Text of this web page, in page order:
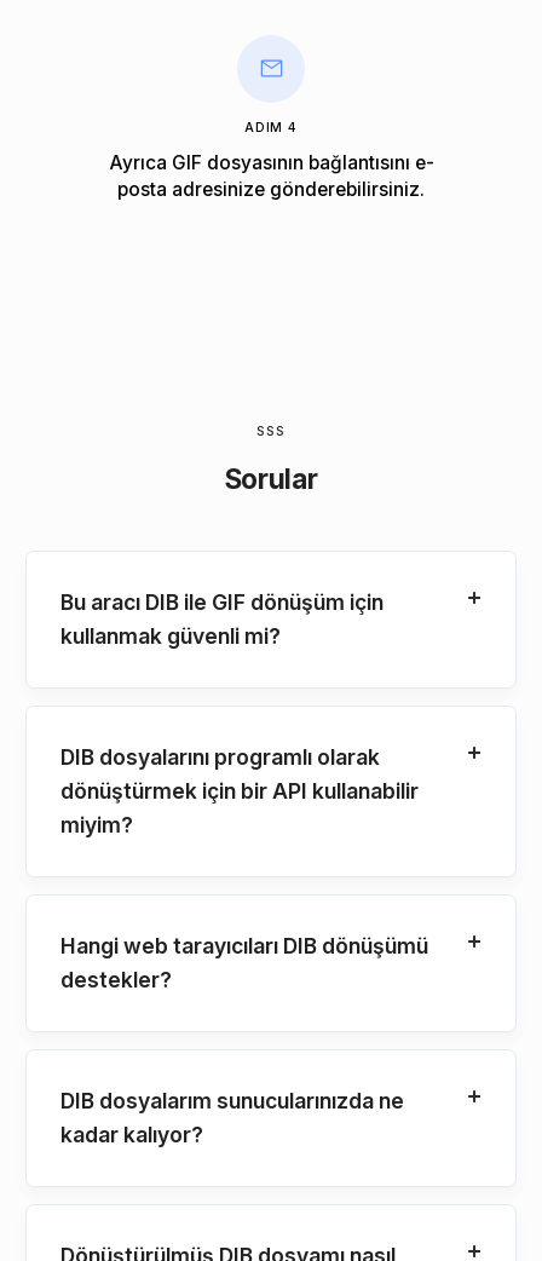
ADIM 4
Ayrıca GIF dosyasının bağlantısını e-
posta adresinize gönderebilirsiniz.
SSS
Sorular
Bu aracı DIB ile GIF dönüşüm için
kullanmak güvenli mi?
DIB dosyalarını programlı olarak
dönüştürmek için bir API kullanabilir
miyim?
Hangi web tarayıcıları DIB dönüşümü
destekler?
DIB dosyalarım sunucularınızda ne
kadar kalıyor?
Dönüştürülmüş DIB dosyamı nasıl